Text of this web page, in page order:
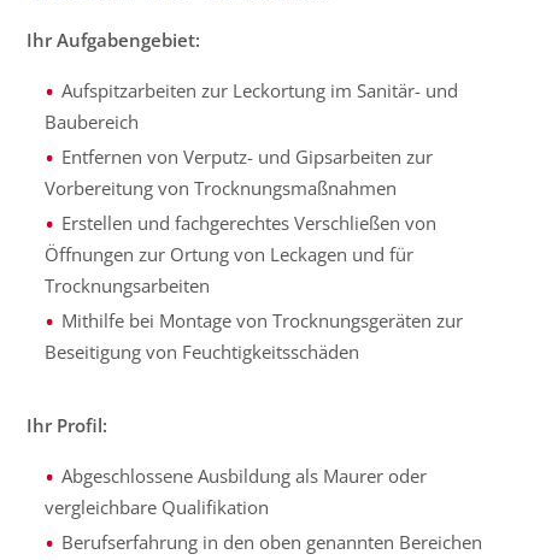
Ihr Aufgabengebiet:
Aufspitzarbeiten zur Leckortung im Sanitär- und
Baubereich
Entfernen von Verputz- und Gipsarbeiten zur
Vorbereitung von Trocknungsmaßnahmen
Erstellen und fachgerechtes Verschließen von
Öffnungen zur Ortung von Leckagen und für
Trocknungsarbeiten
Mithilfe bei Montage von Trocknungsgeräten zur
Beseitigung von Feuchtigkeitsschäden
Ihr Profil:
Abgeschlossene Ausbildung als Maurer oder
vergleichbare Qualifikation
Berufserfahrung in den oben genannten Bereichen